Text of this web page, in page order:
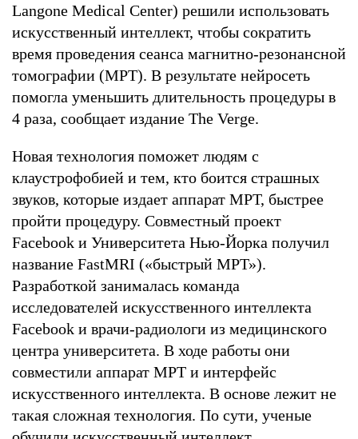
Langone Medical Center) решили использовать
искусственный интеллект, чтобы сократить
время проведения сеанса магнитно-резонансной
томографии (МРТ). В результате нейросеть
помогла уменьшить длительность процедуры в
4 раза, сообщает издание The Verge.
Новая технология поможет людям с
клаустрофобией и тем, кто боится страшных
звуков, которые издает аппарат МРТ, быстрее
пройти процедуру. Совместный проект
Facebook и Университета Нью-Йорка получил
название FastMRI («быстрый МРТ»).
Разработкой занималась команда
исследователей искусственного интеллекта
Facebook и врачи-радиологи из медицинского
центра университета. В ходе работы они
совместили аппарат МРТ и интерфейс
искусственного интеллекта. В основе лежит не
такая сложная технология. По сути, ученые